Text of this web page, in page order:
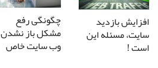
افزایش بازدید
سایت، مسئله این
است !
چگونگی رفع
مشکل باز نشدن
وب سایت خاص